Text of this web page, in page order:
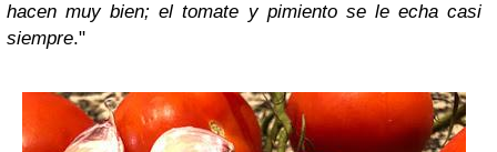
hacen muy bien; el tomate y pimiento se le echa casi
siempre."